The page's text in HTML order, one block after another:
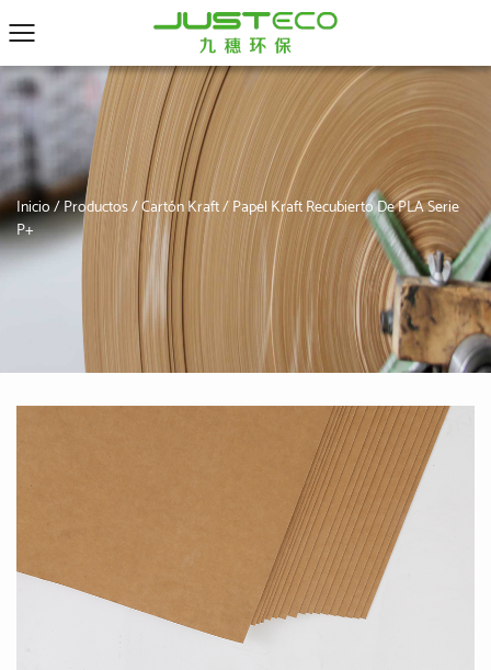
Inicio/Productos/Cartón Kraft/Papel Kraft Recubierto De PLA Serie
P+